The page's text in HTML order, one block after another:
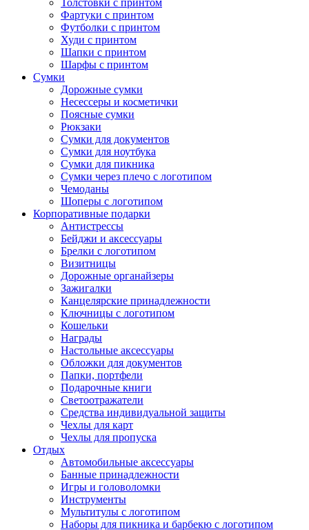
Толстовки с принтом
Фартуки с принтом
Футболки с принтом
Худи с принтом
Шапки с принтом
Шарфы с принтом
Сумки
Дорожные сумки
Несессеры и косметички
Поясные сумки
Рюкзаки
Сумки для документов
Сумки для ноутбука
Сумки для пикника
Сумки через плечо с логотипом
Чемоданы
Шоперы с логотипом
Корпоративные подарки
Антистрессы
Бейджи и аксессуары
Брелки с логотипом
Визитницы
Дорожные органайзеры
Зажигалки
Канцелярские принадлежности
Ключницы с логотипом
Кошельки
Награды
Настольные аксессуары
Обложки для документов
Папки, портфели
Подарочные книги
Светоотражатели
Средства индивидуальной защиты
Чехлы для карт
Чехлы для пропуска
Отдых
Автомобильные аксессуары
Банные принадлежности
Игры и головоломки
Инструменты
Мультитулы с логотипом
Наборы для пикника и барбекю с логотипом